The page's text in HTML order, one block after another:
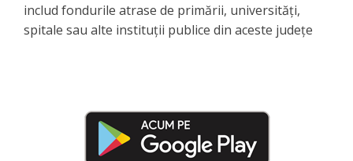
includ fondurile atrase de primării, universități,
spitale sau alte instituții publice din aceste județe